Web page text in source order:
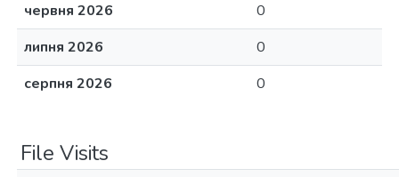
червня 2026
0
липня 2026
0
серпня 2026
0
File Visits